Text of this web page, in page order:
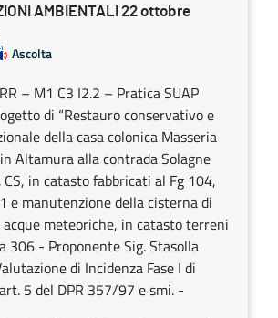
AMBIENTALI 22 ottobre
Ascolta
– M1 C3 I2.2 – Pratica SUAP
di “Restauro conservativo e
della casa colonica Masseria
Altamura alla contrada Solagne
in catasto fabbricati al Fg 104,
e manutenzione della cisterna di
meteoriche, in catasto terreni
306 - Proponente Sig. Stasolla
di Incidenza Fase I di
5 del DPR 357/97 e smi. -